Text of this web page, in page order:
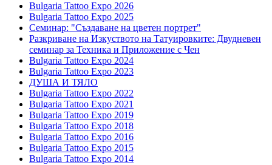
Bulgaria Tattoo Expo 2026
Bulgaria Tattoo Expo 2025
Семинар: "Създаване на цветен портрет"
Разкриване на Изкуството на Татуировките: Двудневен
семинар за Техника и Приложение с Чен
Bulgaria Tattoo Expo 2024
Bulgaria Tattoo Expo 2023
ДУША И ТЯЛО
Bulgaria Tattoo Expo 2022
Bulgaria Tattoo Expo 2021
Bulgaria Tattoo Expo 2019
Bulgaria Tattoo Expo 2018
Bulgaria Tattoo Expo 2016
Bulgaria Tattoo Expo 2015
Bulgaria Tattoo Expo 2014